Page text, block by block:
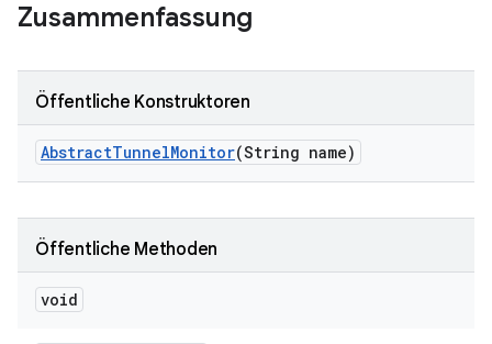
Zusammenfassung
Öffentliche Konstruktoren
AbstractTunnelMonitor(String name)
Öffentliche Methoden
void